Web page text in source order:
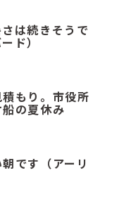
は続きそうで
ド）
もり。市役所
の夏休み
です（アーリ